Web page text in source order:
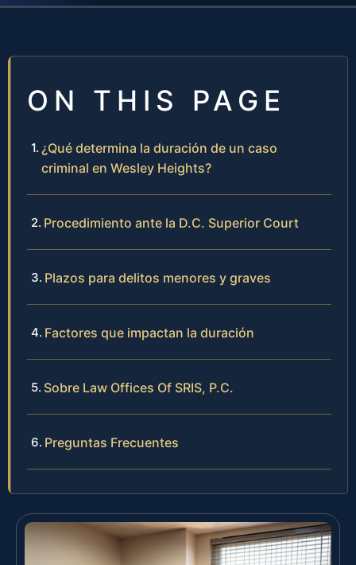
ON THIS PAGE
¿Qué determina la duración de un caso
criminal en Wesley Heights?
Procedimiento ante la D.C. Superior Court
Plazos para delitos menores y graves
Factores que impactan la duración
Sobre Law Offices Of SRIS, P.C.
Preguntas Frecuentes